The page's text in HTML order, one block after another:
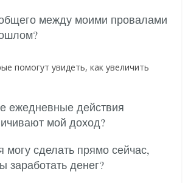
между моими провалами
помогут увидеть, как увеличить
ежедневные действия
мой доход?
могу сделать прямо сейчас,
заработать денег?